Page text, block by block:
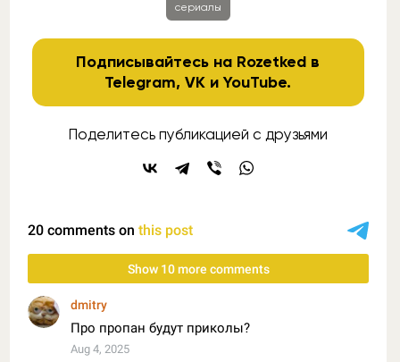
сериалы
Подписывайтесь на Rozetked в
Telegram,VK иYouTube.
Поделитесь публикацией с друзьями